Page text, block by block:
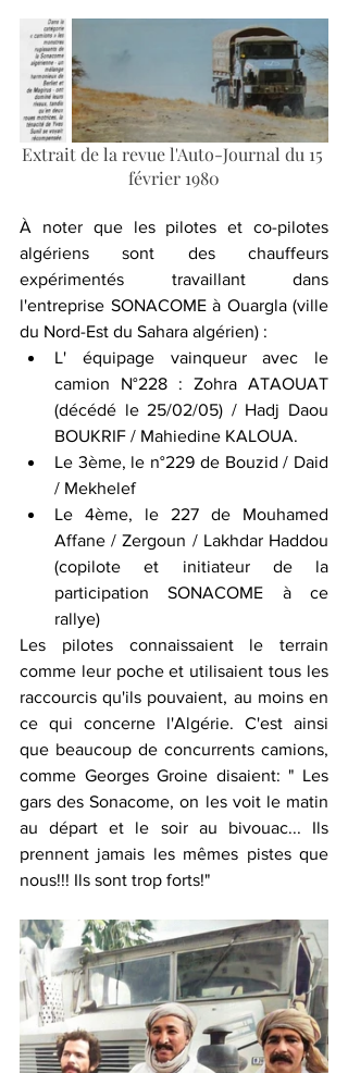
Extrait de la revue l'Auto-Journal du 15
février 1980
À noter que les pilotes et co-pilotes
algériens sont des chauffeurs
expérimentés travaillant dans
l'entreprise SONACOME à Ouargla (ville
du Nord-Est du Sahara algérien) :
L' équipage vainqueur avec le
camion N°228 : Zohra ATAOUAT
(décédé le 25/02/05) / Hadj Daou
BOUKRIF / Mahiedine KALOUA.
Le 3ème, le n°229 de Bouzid / Daid
/ Mekhelef
Le 4ème, le 227 de Mouhamed
Affane / Zergoun / Lakhdar Haddou
(copilote et initiateur de la
participation SONACOME à ce
rallye)
Les pilotes connaissaient le terrain
comme leur poche et utilisaient tous les
raccourcis qu'ils pouvaient, au moins en
ce qui concerne l'Algérie. C'est ainsi
que beaucoup de concurrents camions,
comme Georges Groine disaient: " Les
gars des Sonacome, on les voit le matin
au départ et le soir au bivouac... Ils
prennent jamais les mêmes pistes que
nous!!! Ils sont trop forts!"